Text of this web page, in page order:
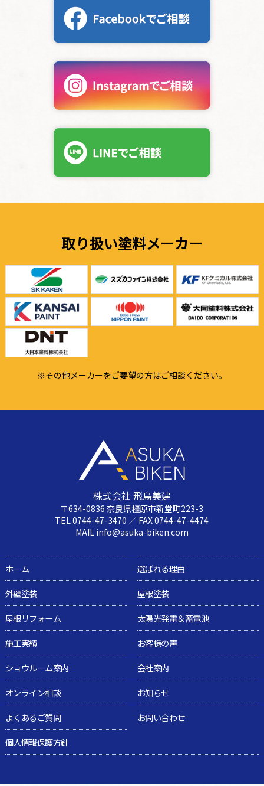
取り扱い塗料メーカー
※その他メーカーをご要望の方はご相談ください。
株式会社 飛鳥美建
〒634-0836 奈良県橿原市新堂町223-3
TEL 0744-47-3470 ／ FAX 0744-47-4474
MAIL info@asuka-biken.com
ホーム
選ばれる理由
外壁塗装
屋根塗装
屋根リフォーム
太陽光発電＆蓄電池
施工実績
お客様の声
ショウルーム案内
会社案内
オンライン相談
お知らせ
よくあるご質問
お問い合わせ
個人情報保護方針